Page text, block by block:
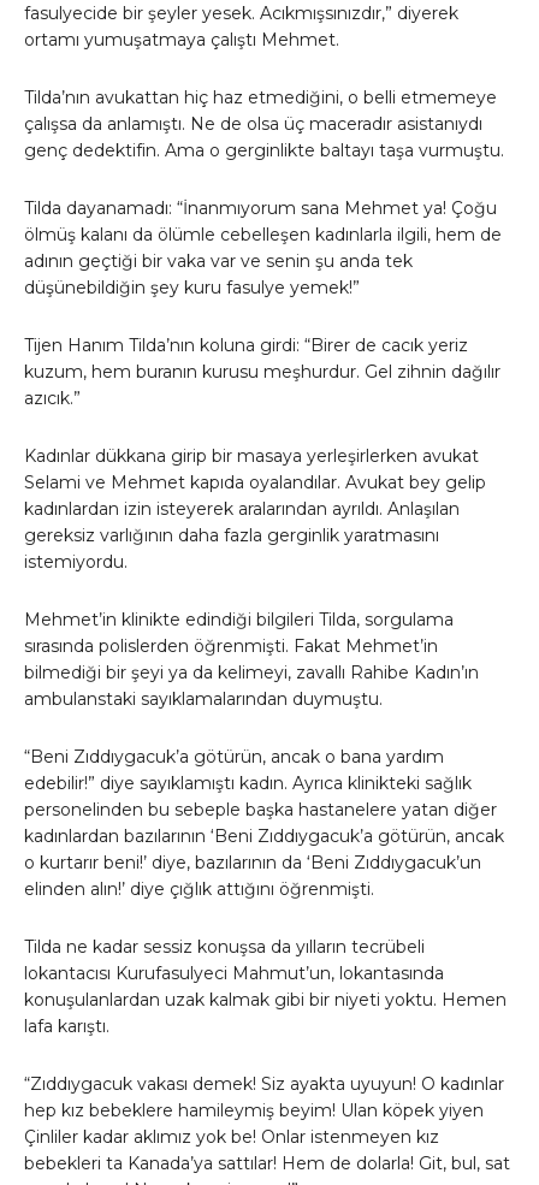
fasulyecide bir şeyler yesek. Acıkmışsınızdır,” diyerek
ortamı yumuşatmaya çalıştı Mehmet.
Tilda’nın avukattan hiç haz etmediğini, o belli etmemeye
çalışsa da anlamıştı. Ne de olsa üç maceradır asistanıydı
genç dedektifin. Ama o gerginlikte baltayı taşa vurmuştu.
Tilda dayanamadı: “İnanmıyorum sana Mehmet ya! Çoğu
ölmüş kalanı da ölümle cebelleşen kadınlarla ilgili, hem de
adının geçtiği bir vaka var ve senin şu anda tek
düşünebildiğin şey kuru fasulye yemek!”
Tijen Hanım Tilda’nın koluna girdi: “Birer de cacık yeriz
kuzum, hem buranın kurusu meşhurdur. Gel zihnin dağılır
azıcık.”
Kadınlar dükkana girip bir masaya yerleşirlerken avukat
Selami ve Mehmet kapıda oyalandılar. Avukat bey gelip
kadınlardan izin isteyerek aralarından ayrıldı. Anlaşılan
gereksiz varlığının daha fazla gerginlik yaratmasını
istemiyordu.
Mehmet’in klinikte edindiği bilgileri Tilda, sorgulama
sırasında polislerden öğrenmişti. Fakat Mehmet’in
bilmediği bir şeyi ya da kelimeyi, zavallı Rahibe Kadın’ın
ambulanstaki sayıklamalarından duymuştu.
“Beni Zıddıygacuk’a götürün, ancak o bana yardım
edebilir!” diye sayıklamıştı kadın. Ayrıca klinikteki sağlık
personelinden bu sebeple başka hastanelere yatan diğer
kadınlardan bazılarının ‘Beni Zıddıygacuk’a götürün, ancak
o kurtarır beni!’ diye, bazılarının da ‘Beni Zıddıygacuk’un
elinden alın!’ diye çığlık attığını öğrenmişti.
Tilda ne kadar sessiz konuşsa da yılların tecrübeli
lokantacısı Kurufasulyeci Mahmut’un, lokantasında
konuşulanlardan uzak kalmak gibi bir niyeti yoktu. Hemen
lafa karıştı.
“Zıddıygacuk vakası demek! Siz ayakta uyuyun! O kadınlar
hep kız bebeklere hamileymiş beyim! Ulan köpek yiyen
Çinliler kadar aklımız yok be! Onlar istenmeyen kız
bebekleri ta Kanada’ya sattılar! Hem de dolarla! Git, bul, sat